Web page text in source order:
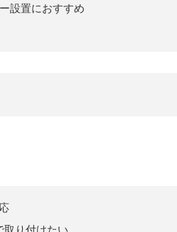
設置におすすめ